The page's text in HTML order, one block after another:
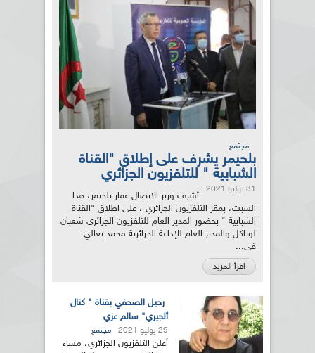
مجتمع
بلحيمر يشرف على إطلاق "القناة
الشبابية " للتلفزيون الجزائري
31 يوليو 2021
أشرف وزير الاتصال عمار بلحيمر، هذا
السبت، بمقر التلفزيون الجزائري ، على اطلاق "القناة
الشبابية " بحضور المدير العام للتلفزيون الجزائري شعبان
لوناكل والمدير العام للإذاعة الجزائرية محمد بغالي.
في...
اقرأ المزيد
رحيل الصحفي بقناة " كنال
ألجيري" سالم عزي
29 يوليو 2021 مجتمع
أعلن التلفزيون الجزائري، مساء